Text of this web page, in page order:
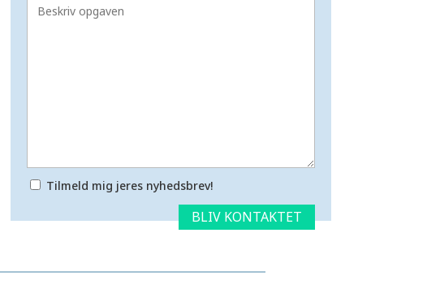
Tilmeld mig jeres nyhedsbrev!